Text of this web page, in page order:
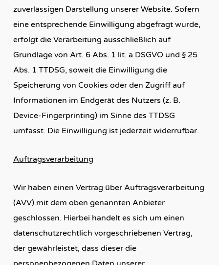
zuverlässigen Darstellung unserer Website. Sofern
eine entsprechende Einwilligung abgefragt wurde,
erfolgt die Verarbeitung ausschließlich auf
Grundlage von Art. 6 Abs. 1 lit. a DSGVO und § 25
Abs. 1 TTDSG, soweit die Einwilligung die
Speicherung von Cookies oder den Zugriff auf
Informationen im Endgerät des Nutzers (z. B.
Device-Fingerprinting) im Sinne des TTDSG
umfasst. Die Einwilligung ist jederzeit widerrufbar.
Auftragsverarbeitung
Wir haben einen Vertrag über Auftragsverarbeitung
(AVV) mit dem oben genannten Anbieter
geschlossen. Hierbei handelt es sich um einen
datenschutzrechtlich vorgeschriebenen Vertrag,
der gewährleistet, dass dieser die